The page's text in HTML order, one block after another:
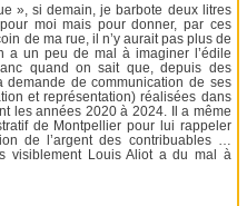
», si demain, je barbote deux litres
moi mais pour donner, par ces
de ma rue, il n’y aurait pas plus de
a un peu de mal à imaginer l’édile
quand on sait que, depuis des
de communication de ses
et représentation) réalisées dans
les années 2020 à 2024. Il a même
de Montpellier pour lui rappeler
de l’argent des contribuables …
visiblement Louis Aliot a du mal à